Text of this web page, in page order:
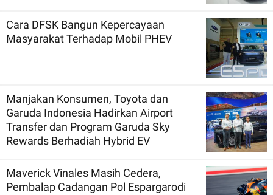
Cara DFSK Bangun Kepercayaan
Masyarakat Terhadap Mobil PHEV
Manjakan Konsumen, Toyota dan
Garuda Indonesia Hadirkan Airport
Transfer dan Program Garuda Sky
Rewards Berhadiah Hybrid EV
Maverick Vinales Masih Cedera,
Pembalap Cadangan Pol Espargarodi